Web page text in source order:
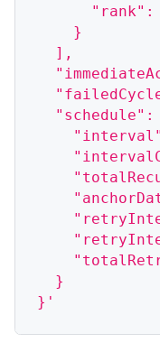
"rank":
    }
  ],
"schedule":
  }
}'